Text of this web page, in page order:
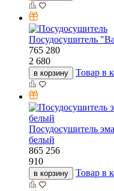
Посудосушитель
765 280
2 680
в корзину Товар в
Посудосушитель
белый
865 256
910
в корзину Товар в